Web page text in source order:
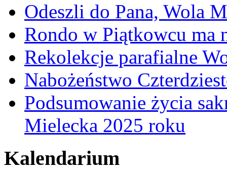
Odeszli do Pana, Wola
Rondo w Piątkowcu ma
Rekolekcje parafialne
Nabożeństwo
Podsumowanie życia
Mielecka 2025 roku
Kalendarium